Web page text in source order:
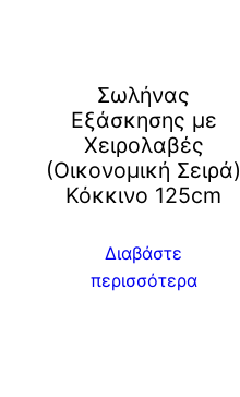
Σωλήνας
Εξάσκησης με
Χειρολαβές
(Οικονομική Σειρά)
Κόκκινο 125cm
Διαβάστε
περισσότερα